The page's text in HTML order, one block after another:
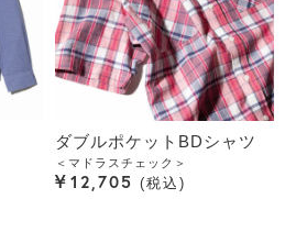
ダブルポケットBDシャツ
＜マドラスチェック＞
¥ 12,705 税込